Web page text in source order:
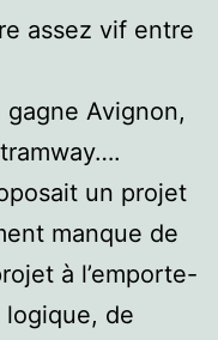
assez vif entre
Avignon,
un projet
manque de
à l’emporte-
logique, de